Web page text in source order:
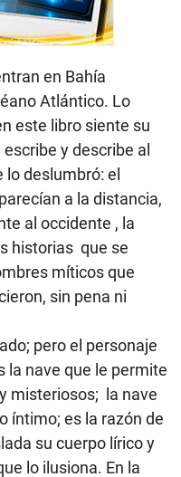
en Bahía
Atlántico. Lo
este libro siente su
y describe al
deslumbró: el
a la distancia,
al occidente , la
historias que se
míticos que
sin pena ni
; pero el personaje
la nave que le permite
misteriosos; la nave
íntimo; es la razón de
su cuerpo lírico y
lo ilusiona. En la